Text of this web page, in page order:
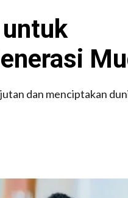
dan menciptakan